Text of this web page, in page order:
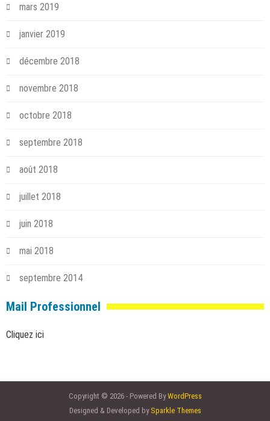
mars 2019
janvier 2019
décembre 2018
novembre 2018
octobre 2018
septembre 2018
août 2018
juillet 2018
juin 2018
mai 2018
septembre 2014
Mail Professionnel
Cliquez ici
Copyright © 2026 - Powered ByWordPress
Designed & Developed by Sparkle Themes